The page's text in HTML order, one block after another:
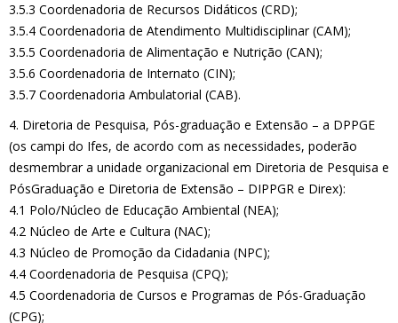
3.5.3 Coordenadoria de Recursos Didáticos (CRD);
3.5.4 Coordenadoria de Atendimento Multidisciplinar (CAM);
3.5.5 Coordenadoria de Alimentação e Nutrição (CAN);
3.5.6 Coordenadoria de Internato (CIN);
3.5.7 Coordenadoria Ambulatorial (CAB).
4. Diretoria de Pesquisa, Pós-graduação e Extensão – a DPPGE
(os campi do Ifes, de acordo com as necessidades, poderão
desmembrar a unidade organizacional em Diretoria de Pesquisa e
PósGraduação e Diretoria de Extensão – DIPPGR e Direx):
4.1 Polo/Núcleo de Educação Ambiental (NEA);
4.2 Núcleo de Arte e Cultura (NAC);
4.3 Núcleo de Promoção da Cidadania (NPC);
4.4 Coordenadoria de Pesquisa (CPQ);
4.5 Coordenadoria de Cursos e Programas de Pós-Graduação
(CPG);